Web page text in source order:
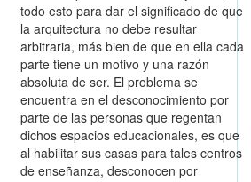
todo esto para dar el significado de que
la arquitectura no debe resultar
arbitraria, más bien de que en ella cada
parte tiene un motivo y una razón
absoluta de ser. El problema se
encuentra en el desconocimiento por
parte de las personas que regentan
dichos espacios educacionales, es que
al habilitar sus casas para tales centros
de enseñanza, desconocen por